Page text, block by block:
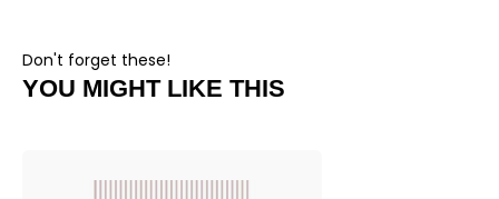
Don't forget these!
YOU MIGHT LIKE THIS